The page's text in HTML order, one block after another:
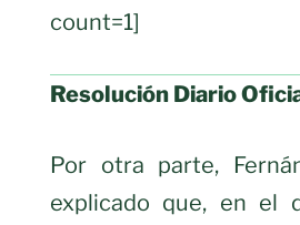
count=1]
Resolución Diario
Por otra parte,
explicado que, en el